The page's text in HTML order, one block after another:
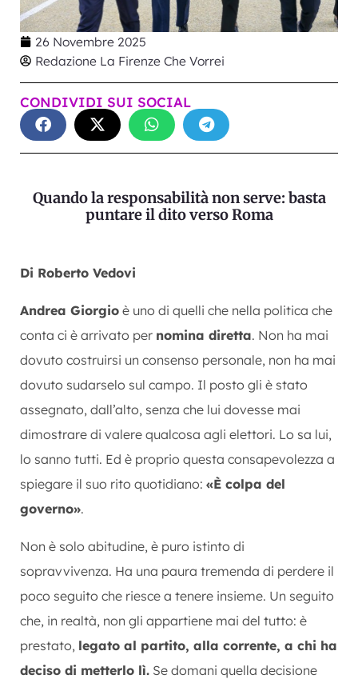
26 Novembre 2025
Redazione La Firenze Che Vorrei
CONDIVIDI SUI SOCIAL
Quando la responsabilità non serve: basta
puntare il dito verso Roma
Di Roberto Vedovi
Andrea Giorgio è uno di quelli che nella politica che
conta ci è arrivato per nomina diretta. Non ha mai
dovuto costruirsi un consenso personale, non ha mai
dovuto sudarselo sul campo. Il posto gli è stato
assegnato, dall’alto, senza che lui dovesse mai
dimostrare di valere qualcosa agli elettori. Lo sa lui,
lo sanno tutti. Ed è proprio questa consapevolezza a
spiegare il suo rito quotidiano: «È colpa del
governo».
Non è solo abitudine, è puro istinto di
sopravvivenza. Ha una paura tremenda di perdere il
poco seguito che riesce a tenere insieme. Un seguito
che, in realtà, non gli appartiene mai del tutto: è
prestato, legato al partito, alla corrente, a chi ha
deciso di metterlo lì. Se domani quella decisione